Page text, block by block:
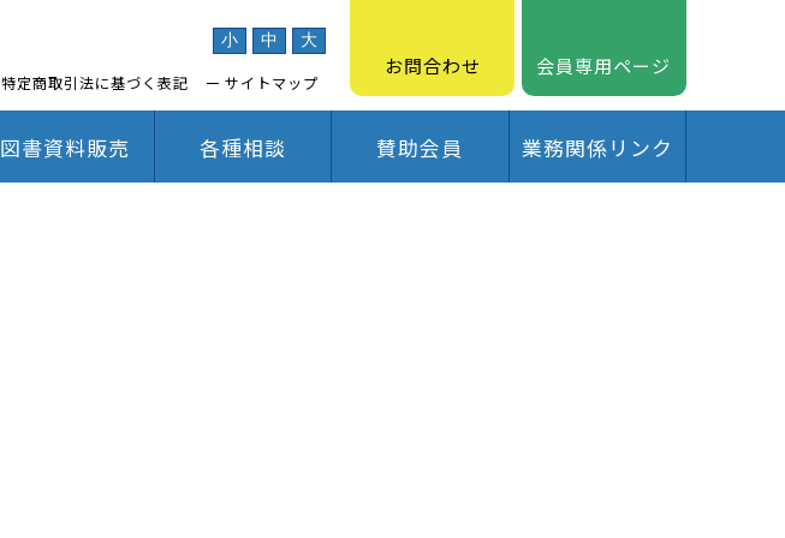
小 中 大
特定商取引法に基づく表記 サイトマップ
お問合わせ 会員専用ページ
図書資料販売 各種相談 賛助会員 業務関係リンク